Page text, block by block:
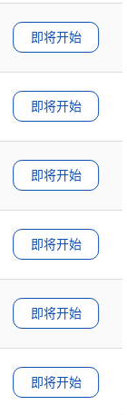
即将开始
即将开始
即将开始
即将开始
即将开始
即将开始